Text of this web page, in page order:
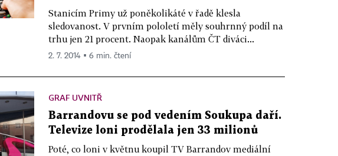
Stanicím Primy už poněkolikáté v řadě klesla
sledovanost. V prvním pololetí měly souhrnný podíl na
trhu jen 21 procent. Naopak kanálům ČT diváci...
2. 7. 2014 ▪ 6 min. čtení
GRAF UVNITŘ
Barrandovu se pod vedením Soukupa daří.
Televize loni prodělala jen 33 milionů
Poté, co loni v květnu koupil TV Barrandov mediální